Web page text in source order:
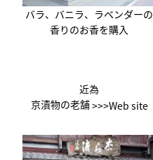
バラ、バニラ、ラベンダーの
香りのお香を購入
近為
京漬物の老舗>>>Web site